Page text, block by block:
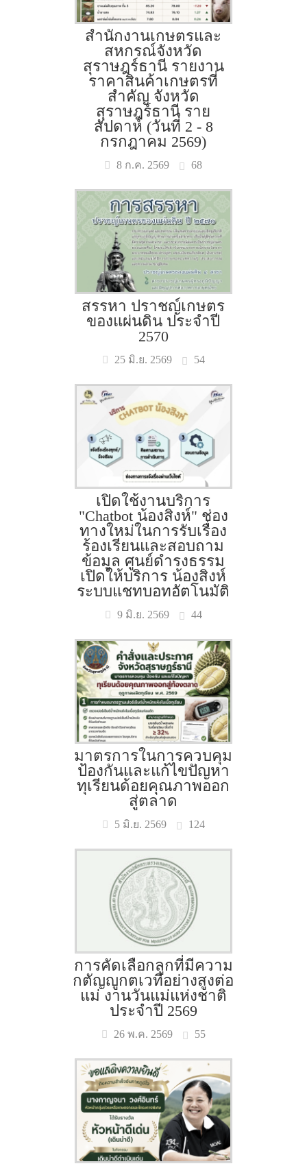
สำนักงานเกษตรและ
สหกรณ์จังหวัด
สุราษฎร์ธานี รายงาน
ราคาสินค้าเกษตรที่
สำคัญ จังหวัด
สุราษฎร์ธานี ราย
สัปดาห์ (วันที่ 2 - 8
กรกฎาคม 2569)
8 ก.ค. 2569 68
สรรหา ปราชญ์เกษตร
ของแผ่นดิน ประจำปี
2570
25 มิ.ย. 2569 54
เปิดใช้งานบริการ
"Chatbot น้องสิงห์" ช่อง
ทางใหม่ในการรับเรื่อง
ร้องเรียนและสอบถาม
ข้อมูล ศูนย์ดำรงธรรม
เปิดให้บริการ น้องสิงห์
ระบบแชทบอทอัตโนมัติ
9 มิ.ย. 2569 44
มาตรการในการควบคุม
ป้องกันและแก้ไขปัญหา
ทุเรียนด้อยคุณภาพออก
สู่ตลาด
5 มิ.ย. 2569 124
การคัดเลือกลูกที่มีความ
กตัญญูกตเวทีอย่างสูงต่อ
แม่ งานวันแม่แห่งชาติ
ประจำปี 2569
26 พ.ค. 2569 55